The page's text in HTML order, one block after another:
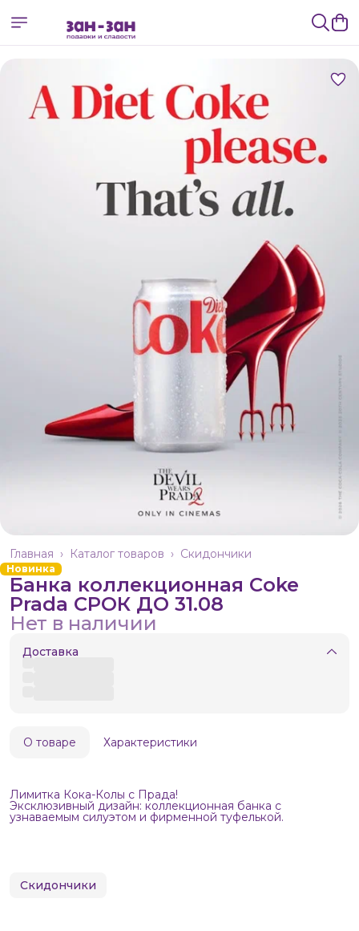
Скидончики
Каталог товаров ›
Главная ›
Новинка
Банка коллекционная Coke
Prada СРОК ДО 31.08
Нет в наличии
Доставка
О товаре Характеристики
Лимитка Кока-Колы с Прада!
Эксклюзивный дизайн: коллекционная банка с
узнаваемым силуэтом и фирменной туфелькой.
Скидончики